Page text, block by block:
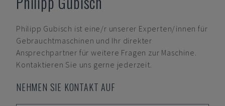
Philipp Gubisch ist eine/r unserer Experten/innen für
Gebrauchtmaschinen und Ihr direkter
Ansprechpartner für weitere Fragen zur Maschine.
Kontaktieren Sie uns gerne jederzeit.
NEHMEN SIE KONTAKT AUF